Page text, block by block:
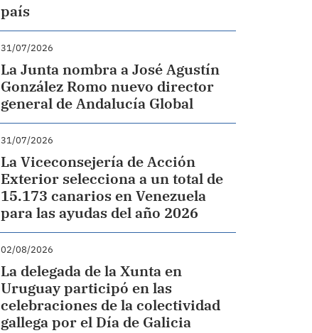
país
31/07/2026
La Junta nombra a José Agustín
González Romo nuevo director
general de Andalucía Global
31/07/2026
La Viceconsejería de Acción
Exterior selecciona a un total de
15.173 canarios en Venezuela
para las ayudas del año 2026
02/08/2026
La delegada de la Xunta en
Uruguay participó en las
celebraciones de la colectividad
gallega por el Día de Galicia